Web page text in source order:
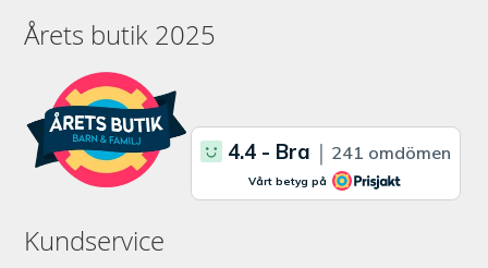
Årets butik 2025
Kundservice